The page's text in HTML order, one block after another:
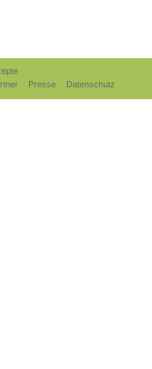
Presse Datenschutz